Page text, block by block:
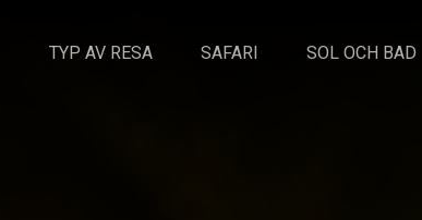
TYP AV RESA SAFARI SOL OCH BAD